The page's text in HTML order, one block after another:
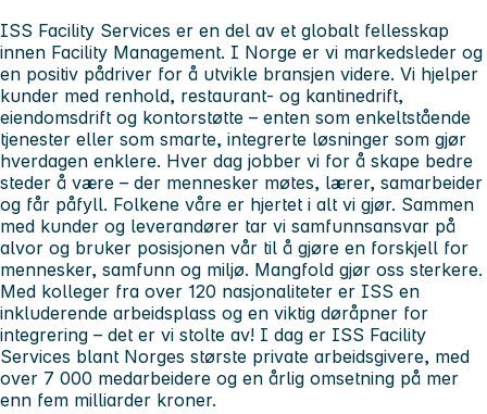
ISS Facility Services er en del av et globalt fellesskap
innen Facility Management. I Norge er vi markedsleder og
en positiv pådriver for å utvikle bransjen videre. Vi hjelper
kunder med renhold, restaurant- og kantinedrift,
eiendomsdrift og kontorstøtte – enten som enkeltstående
tjenester eller som smarte, integrerte løsninger som gjør
hverdagen enklere. Hver dag jobber vi for å skape bedre
steder å være – der mennesker møtes, lærer, samarbeider
og får påfyll. Folkene våre er hjertet i alt vi gjør. Sammen
med kunder og leverandører tar vi samfunnsansvar på
alvor og bruker posisjonen vår til å gjøre en forskjell for
mennesker, samfunn og miljø. Mangfold gjør oss sterkere.
Med kolleger fra over 120 nasjonaliteter er ISS en
inkluderende arbeidsplass og en viktig døråpner for
integrering – det er vi stolte av! I dag er ISS Facility
Services blant Norges største private arbeidsgivere, med
over 7 000 medarbeidere og en årlig omsetning på mer
enn fem milliarder kroner.